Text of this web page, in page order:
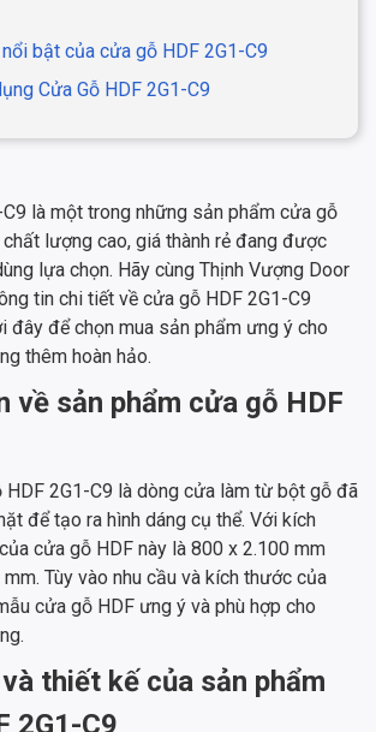
bật của cửa gỗ HDF 2G1-C9
Cửa Gỗ HDF 2G1-C9
là một trong những sản phẩm cửa gỗ
lượng cao, giá thành rẻ đang được
lựa chọn. Hãy cùng Thịnh Vượng Door
tin chi tiết về cửa gỗ HDF 2G1-C9
đây để chọn mua sản phẩm ưng ý cho
thêm hoàn hảo.
về sản phẩm cửa gỗ HDF
HDF 2G1-C9 là dòng cửa làm từ bột gỗ đã
để tạo ra hình dáng cụ thể. Với kích
cửa gỗ HDF này là 800 x 2.100 mm
Tùy vào nhu cầu và kích thước của
cửa gỗ HDF ưng ý và phù hợp cho
thiết kế của sản phẩm
2G1-C9